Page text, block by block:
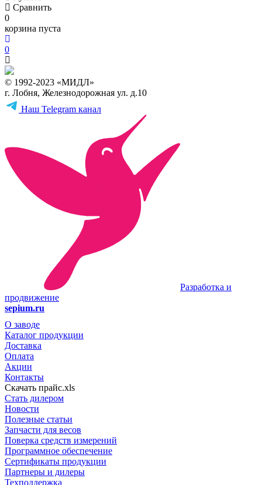
Сравнить
0
корзина пуста
0
© 1992-2023 «МИДЛ»
г. Лобня, Железнодорожная ул. д.10
Наш Telegram канал
Разработка и
продвижение
sepium.ru
О заводе
Каталог продукции
Доставка
Оплата
Акции
Контакты
Скачать прайс.xls
Стать дилером
Новости
Полезные статьи
Запчасти для весов
Поверка средств измерений
Программное обеспечение
Сертификаты продукции
Партнеры и дилеры
Техподдержка